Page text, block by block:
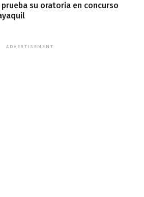
su oratoria en concurso
ADVERTISEMENT